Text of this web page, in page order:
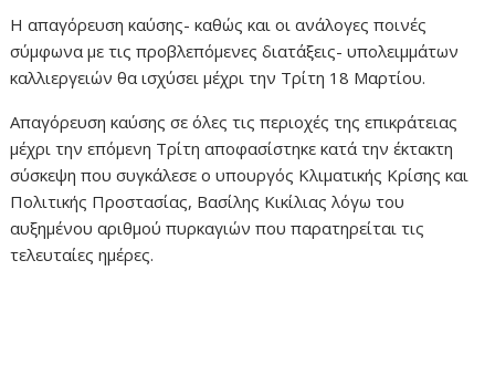
Η απαγόρευση καύσης- καθώς και οι ανάλογες ποινές
σύμφωνα με τις προβλεπόμενες διατάξεις- υπολειμμάτων
καλλιεργειών θα ισχύσει μέχρι την Τρίτη 18 Μαρτίου.
Απαγόρευση καύσης σε όλες τις περιοχές της επικράτειας
μέχρι την επόμενη Τρίτη αποφασίστηκε κατά την έκτακτη
σύσκεψη που συγκάλεσε ο υπουργός Κλιματικής Κρίσης και
Πολιτικής Προστασίας, Βασίλης Κικίλιας λόγω του
αυξημένου αριθμού πυρκαγιών που παρατηρείται τις
τελευταίες ημέρες.